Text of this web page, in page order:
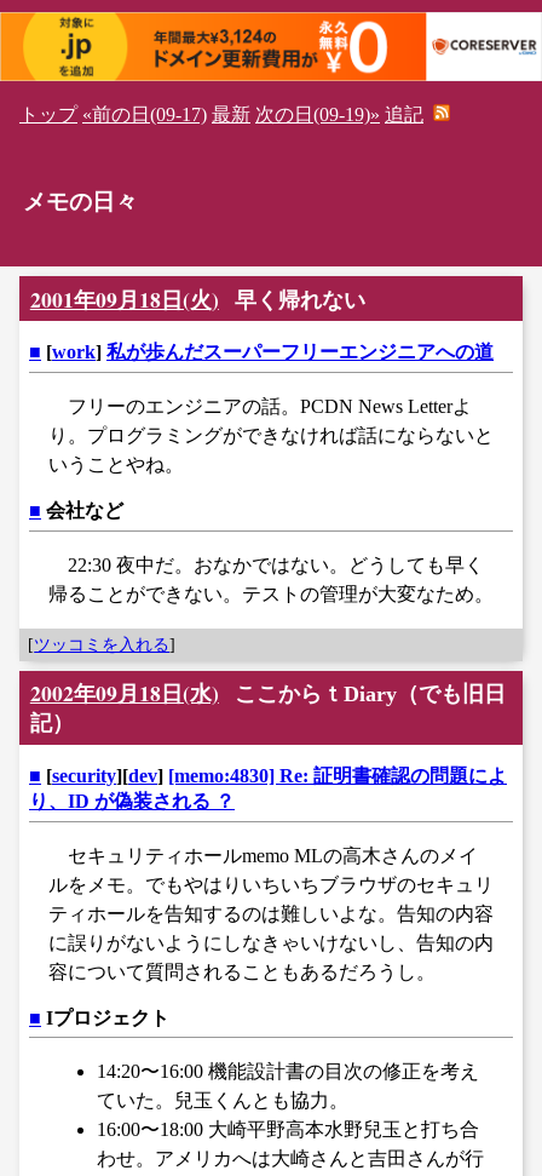
トップ «前の日(09-17) 最新 次の日(09-19)» 追記
メモの日々
2001年09月18日(火) 早く帰れない
■ [work] 私が歩んだスーパーフリーエンジニアへの道
フリーのエンジニアの話。PCDN News Letterよ
り。プログラミングができなければ話にならないと
いうことやね。
■ 会社など
22:30 夜中だ。おなかではない。どうしても早く
帰ることができない。テストの管理が大変なため。
[ツッコミを入れる]
2002年09月18日(水)
ここからｔDiary（でも旧日
記）
■ [security][dev] [memo:4830] Re: 証明書確認の問題によ
り、ID が偽装される ？
セキュリティホールmemo MLの高木さんのメイ
ルをメモ。でもやはりいちいちブラウザのセキュリ
ティホールを告知するのは難しいよな。告知の内容
に誤りがないようにしなきゃいけないし、告知の内
容について質問されることもあるだろうし。
■ Iプロジェクト
14:20〜16:00 機能設計書の目次の修正を考え
ていた。兒玉くんとも協力。
16:00〜18:00 大崎平野高本水野兒玉と打ち合
わせ。アメリカへは大崎さんと吉田さんが行